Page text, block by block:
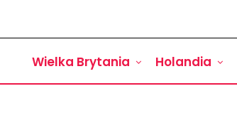
Wielka Brytania Holandia